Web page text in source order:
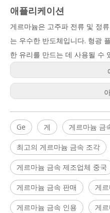
애플리케이션
게르마늄은 고주파 전류 및 정
는 우수한 반도체입니다. 형광
한 유리를 만드는 데 사용될 수
Ge 게 게르마늄 금
최고의 게르마늄 금속 조각
게르마늄 금속 제조업체 중국
게르마늄 금속 판매 게
게르마늄 금속 인용 게